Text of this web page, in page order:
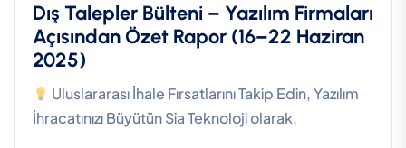
Dış Talepler Bülteni – Yazılım Firmaları
Açısından Özet Rapor (16–22 Haziran
2025)
Uluslararası İhale Fırsatlarını Takip Edin, Yazılım
İhracatınızı Büyütün Sia Teknoloji olarak,